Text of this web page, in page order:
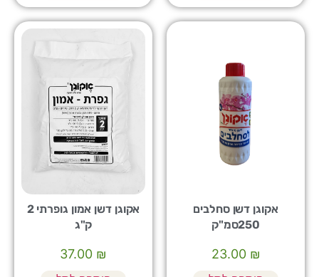
אקוגן דשן סחלבים
250סמ"ק
₪
23.00
אקוגן דשן אמון גופרתי 2
ק"ג
₪